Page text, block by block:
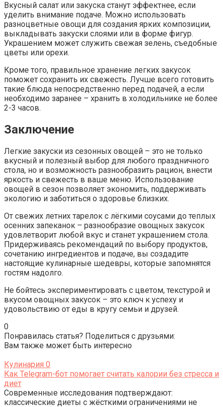
Вкусный салат или закуска станут эффектнее, если
уделить внимание подаче. Можно использовать
разноцветные овощи для создания ярких композиции,
выкладывать закуски слоями или в форме фигур.
Украшением может служить свежая зелень, съедобные
цветы или орехи.
Кроме того, правильное хранение легких закусок
поможет сохранить их свежесть. Лучше всего готовить
такие блюда непосредственно перед подачей, а если
необходимо заранее – хранить в холодильнике не более
2-3 часов.
Заключение
Легкие закуски из сезонных овощей – это не только
вкусный и полезный выбор для любого праздничного
стола, но и возможность разнообразить рацион, внести
яркость и свежесть в ваше меню. Использование
овощей в сезон позволяет экономить, поддерживать
экологию и заботиться о здоровье близких.
От свежих летних тарелок с лёгкими соусами до теплых
осенних запеканок – разнообразие овощных закусок
удовлетворит любой вкус и станет украшением стола.
Придерживаясь рекомендаций по выбору продуктов,
сочетанию ингредиентов и подаче, вы создадите
настоящие кулинарные шедевры, которые запомнятся
гостям надолго.
Не бойтесь экспериментировать с цветом, текстурой и
вкусом овощных закусок – это ключ к успеху и
удовольствию от еды в кругу семьи и друзей.
0
Понравилась статья? Поделиться с друзьями:
Вам также может быть интересно
Кулинария 0
Как Telegram-бот помогает считать калории без стресса и
диет
Современные исследования подтверждают:
классические диеты с жёсткими ограничениями не